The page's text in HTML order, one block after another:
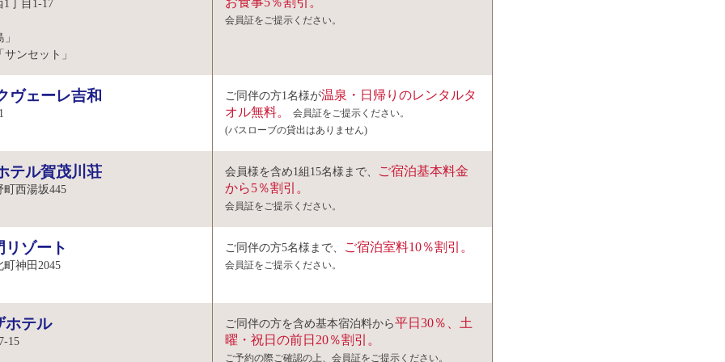
丁目1-17
ンセット」
会員証をご提示ください。
ヴェーレ吉和 ご同伴の方1名様が温泉・日帰りのレンタルタ
オル無料。
会員証をご提示ください。
(バスローブの貸出はありません)
テル賀茂川荘
西湯坂445
会員様を含め1組15名様まで、
ご宿泊基本料金
から5％割引。
会員証をご提示ください。
リゾート
神田2045
ご同伴の方5名様まで、 ご宿泊室料10％割引。
会員証をご提示ください。
ホテル
15
ご同伴の方を含め基本宿泊料から平日30％、土
曜・祝日の前日20％割引。
ご予約の際ご確認の上、会員証をご提示ください。